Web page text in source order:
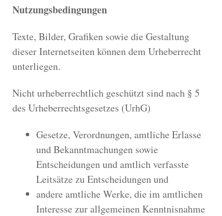
Nutzungsbedingungen
Texte, Bilder, Grafiken sowie die Gestaltung
dieser Internetseiten können dem Urheberrecht
unterliegen.
Nicht urheberrechtlich geschützt sind nach § 5
des Urheberrechtsgesetzes (UrhG)
Gesetze, Verordnungen, amtliche Erlasse
und Bekanntmachungen sowie
Entscheidungen und amtlich verfasste
Leitsätze zu Entscheidungen und
andere amtliche Werke, die im amtlichen
Interesse zur allgemeinen Kenntnisnahme